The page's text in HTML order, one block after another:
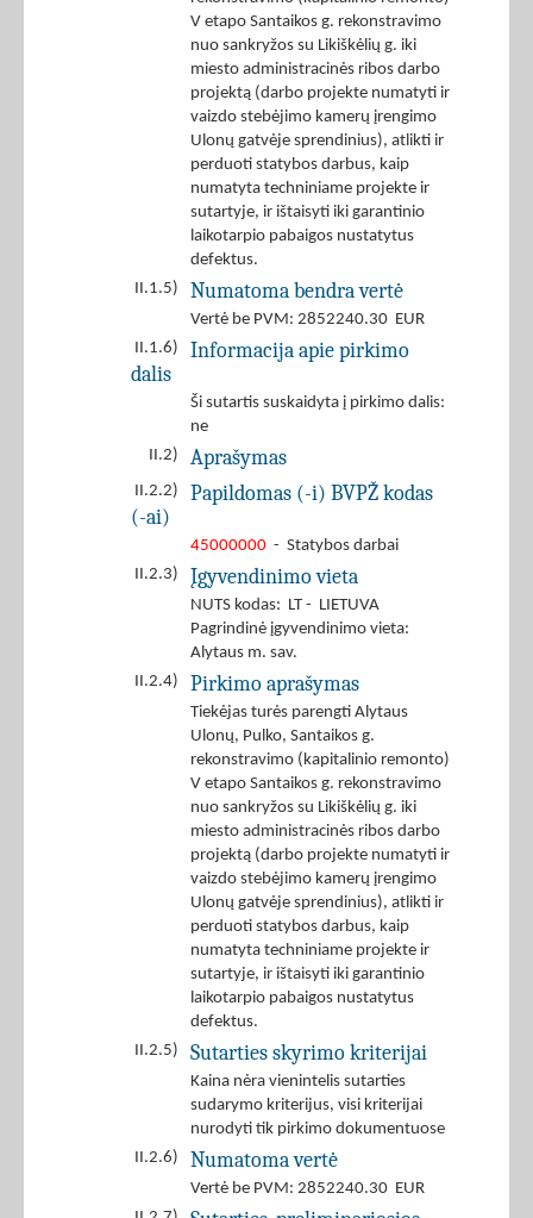
V etapo Santaikos g. rekonstravimo
nuo sankryžos su Likiškėlių g. iki
miesto administracinės ribos darbo
projektą (darbo projekte numatyti ir
vaizdo stebėjimo kamerų įrengimo
Ulonų gatvėje sprendinius), atlikti ir
perduoti statybos darbus, kaip
numatyta techniniame projekte ir
sutartyje, ir ištaisyti iki garantinio
laikotarpio pabaigos nustatytus
defektus.
II.1.5)
Numatoma bendra vertė
Vertė be PVM: 2852240.30 EUR
II.1.6)
Informacija apie pirkimo
dalis
Ši sutartis suskaidyta į pirkimo dalis:
ne
II.2)
Aprašymas
II.2.2)
Papildomas (-i) BVPŽ kodas
(-ai)
45000000 - Statybos darbai
II.2.3)
Įgyvendinimo vieta
NUTS kodas: LT - LIETUVA
Pagrindinė įgyvendinimo vieta:
Alytaus m. sav.
II.2.4)
Pirkimo aprašymas
Tiekėjas turės parengti Alytaus
Ulonų, Pulko, Santaikos g.
rekonstravimo (kapitalinio remonto)
V etapo Santaikos g. rekonstravimo
nuo sankryžos su Likiškėlių g. iki
miesto administracinės ribos darbo
projektą (darbo projekte numatyti ir
vaizdo stebėjimo kamerų įrengimo
Ulonų gatvėje sprendinius), atlikti ir
perduoti statybos darbus, kaip
numatyta techniniame projekte ir
sutartyje, ir ištaisyti iki garantinio
laikotarpio pabaigos nustatytus
defektus.
II.2.5)
Sutarties skyrimo kriterijai
Kaina nėra vienintelis sutarties
sudarymo kriterijus, visi kriterijai
nurodyti tik pirkimo dokumentuose
II.2.6)
Numatoma vertė
Vertė be PVM: 2852240.30 EUR